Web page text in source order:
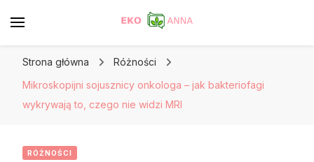
Strona główna
Różności
Mikroskopijni sojusznicy onkologa – jak bakteriofagi
wykrywają to, czego nie widzi MRI
RÓŻNOŚCI